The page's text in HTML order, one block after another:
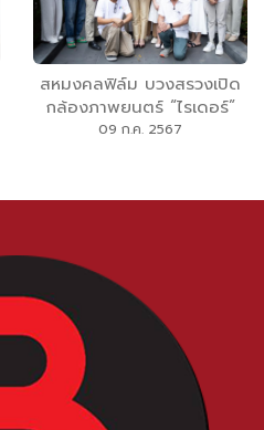
สหมงคลฟิล์ม บวงสรวงเปิด
กล้องภาพยนตร์ “ไรเดอร์”
09 ก.ค. 2567